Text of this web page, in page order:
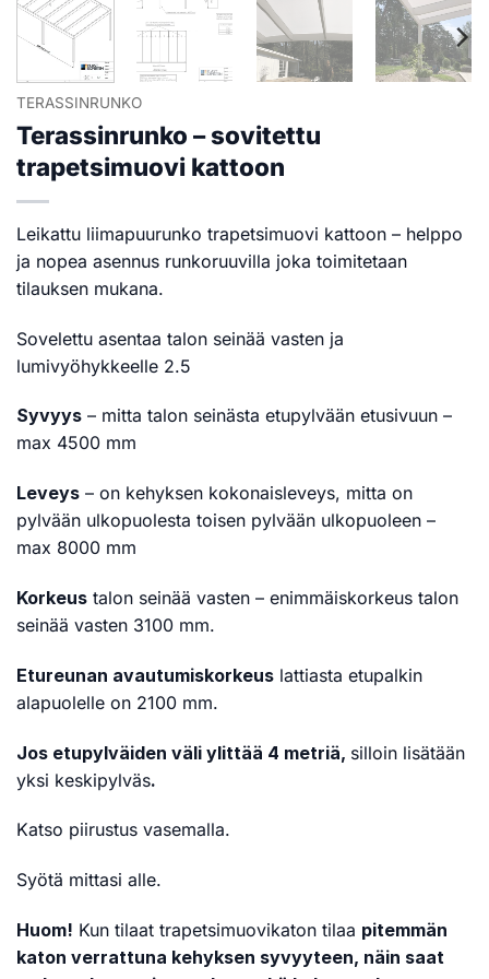
TERASSINRUNKO
Terassinrunko – sovitettu
trapetsimuovi kattoon
Leikattu liimapuurunko trapetsimuovi kattoon – helppo
ja nopea asennus runkoruuvilla joka toimitetaan
tilauksen mukana.
Sovelettu asentaa talon seinää vasten ja
lumivyöhykkeelle 2.5
Syvyys – mitta talon seinästa etupylvään etusivuun –
max 4500 mm
Leveys – on kehyksen kokonaisleveys, mitta on
pylvään ulkopuolesta toisen pylvään ulkopuoleen –
max 8000 mm
Korkeus talon seinää vasten – enimmäiskorkeus talon
seinää vasten 3100 mm.
Etureunan avautumiskorkeus lattiasta etupalkin
alapuolelle on 2100 mm.
Jos etupylväiden väli ylittää 4 metriä, silloin lisätään
yksi keskipylväs.
Katso piirustus vasemalla.
Syötä mittasi alle.
Huom! Kun tilaat trapetsimuovikaton tilaa pitemmän
katon verrattuna kehyksen syvyyteen, näin saat